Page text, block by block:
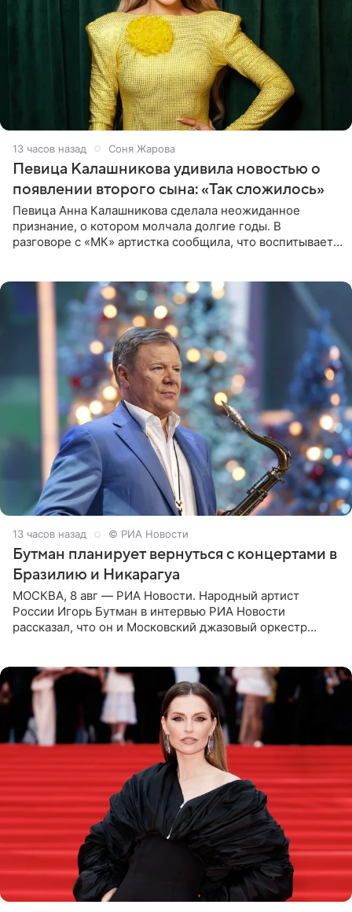
13 часов назад Соня Жарова
Певица Калашникова удивила новостью о
появлении второго сына: «Так сложилось»
Певица Анна Калашникова сделала неожиданное
признание, о котором молчала долгие годы. В
разговоре с «МК» артистка сообщила, что воспитывает
13 часов назад © РИА Новости
Бутман планирует вернуться с концертами в
Бразилию и Никарагуа
МОСКВА, 8 авг — РИА Новости. Народный артист
России Игорь Бутман в интервью РИА Новости
рассказал, что он и Московский джазовый оркестр